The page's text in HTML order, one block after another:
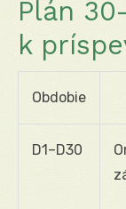
Plán
k
Obdobie
D1–D30